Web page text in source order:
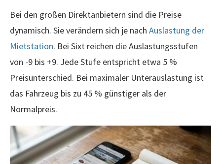
Bei den großen Direktanbietern sind die Preise
dynamisch. Sie verändern sich je nach Auslastung der
Mietstation. Bei Sixt reichen die Auslastungsstufen
von -9 bis +9. Jede Stufe entspricht etwa 5 %
Preisunterschied. Bei maximaler Unterauslastung ist
das Fahrzeug bis zu 45 % günstiger als der
Normalpreis.